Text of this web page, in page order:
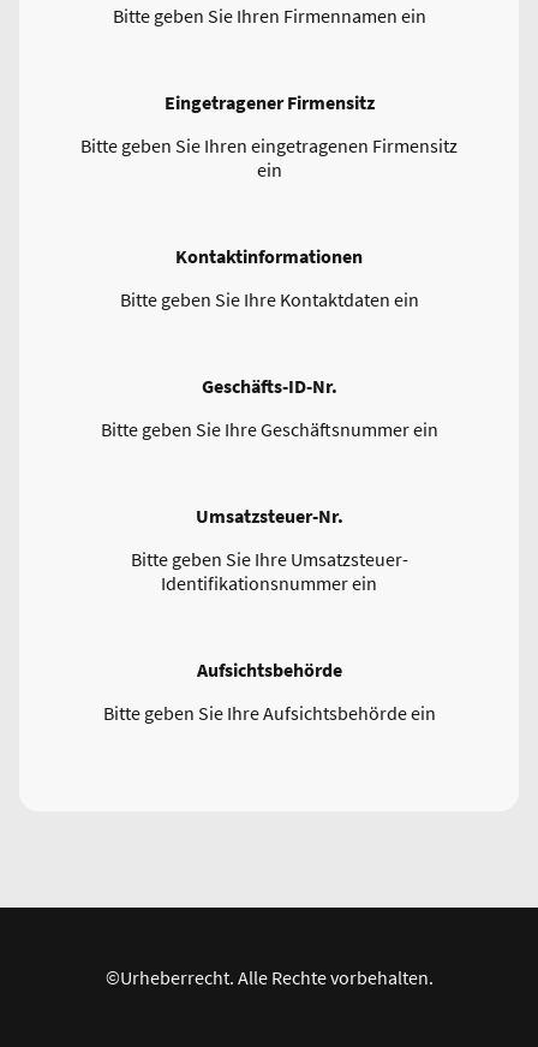
Bitte geben Sie Ihren Firmennamen ein
Eingetragener Firmensitz
Bitte geben Sie Ihren eingetragenen Firmensitz
ein
Kontaktinformationen
Bitte geben Sie Ihre Kontaktdaten ein
Geschäfts-ID-Nr.
Bitte geben Sie Ihre Geschäftsnummer ein
Umsatzsteuer-Nr.
Bitte geben Sie Ihre Umsatzsteuer-
Identifikationsnummer ein
Aufsichtsbehörde
Bitte geben Sie Ihre Aufsichtsbehörde ein
©Urheberrecht. Alle Rechte vorbehalten.